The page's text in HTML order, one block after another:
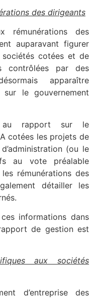
des dirigeants
rémunérations des
auparavant figurer
cotées et de
contrôlées par des
apparaître
le gouvernement
au rapport sur le
cotées les projets de
(ou le
au vote préalable
rémunérations des
détailler les
informations dans
de gestion est
aux sociétés
d’entreprise des